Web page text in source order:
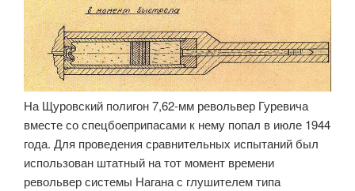
На Щуровский полигон 7,62-мм револьвер Гуревича
вместе со спецбоеприпасами к нему попал в июле 1944
года. Для проведения сравнительных испытаний был
использован штатный на тот момент времени
револьвер системы Нагана с глушителем типа